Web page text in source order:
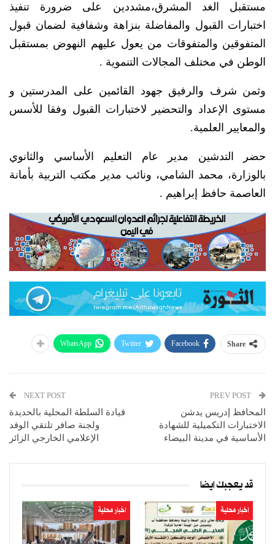
مستقبل الغد المشرق،مشددين على ضرورة تنفيذ
اختبارات القبول والمفاضلة بنزاهة وشفافية لضمان قبول
المتفوقين والمتفوقات من يعول عليهم النهوض بمستقبل
الوطن في مختلف المجالات التنموية .
وثمن شرف والرفيق جهود القائمين على المدرستين و
مستوى الإعداد والتحضير لاختبارات القبول وفقا للأسس
والمعايير العلمية.
حضر التدشين مدير عام التعليم الأساسي والثانوي
بالوزارة، محمد الشامي، ونائب مدير مكتب التربية بأمانة
العاصمة حافظ إبراهيم .
Share
Facebook
Twitter
WhatsApp
المحافظ إدريس يدشن
الاختبارات التكميلية للشهادة
الأساسية في مدينة البيضاء
NEXT POST
قيادة السلطة المحلية بالحديدة
ولجنة صافر تلتقي الوفد
الإعلامي الخارجي الزائر
قد يعجبك ايضا
اخبار محلية اخبار محلية